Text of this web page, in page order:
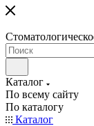
Каталог
По всему сайту
По каталогу
Каталог